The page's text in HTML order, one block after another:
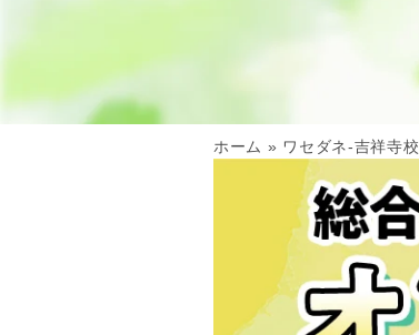
ホーム » ワセダネ-吉祥寺校